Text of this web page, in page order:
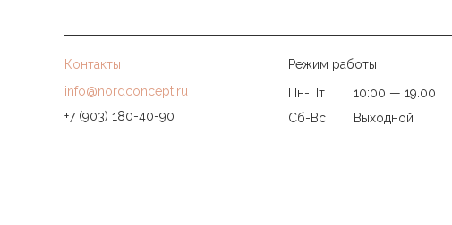
Контакты
info@nordconcept.ru
+7 (903) 180-40-90
Режим работы
Пн-Пт
10:00 — 19.00
Сб-Вс
Выходной